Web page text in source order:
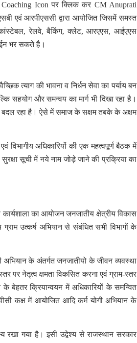
Coaching Icon पर क्लिक कर CM Anuprati
एवं आरपीएससी द्वारा आयोजित जिसमें समस्त
कांस्टेबल, रेलवे, बैकिंग, क्लेट, आरएएस, आईएएस
भर सकते है।
त्याग की भावना व निर्धन सेवा का पर्याय बन
और समन्वय का मार्ग भी दिखा रहा है।
बदल रहा है। ऐसे में समाज के सक्षम तबके के अक्षम
विभागीय अधिकारियों की एक महत्वपूर्ण बैठक में
सूची में नये नाम जोड़े जाने की प्रक्रिया का
का आयोजन जनजातीय क्षेत्रीय विकास
ग्राम उत्कर्ष अभियान से संबंधित सभी विभागों के
अभियान के अंतर्गत जनजातीयो के जीवन व्यवस्था
पर नेतृत्व क्षमता विकसित करना एवं ग्राम-स्तर
बेहतर क्रियान्वयन में अधिकारियों के समन्वित
कक्ष में आयोजित आदि कर्म योगी अभियान के
रखा गया है। इसी उद्वेश्य से राजस्थान सरकार